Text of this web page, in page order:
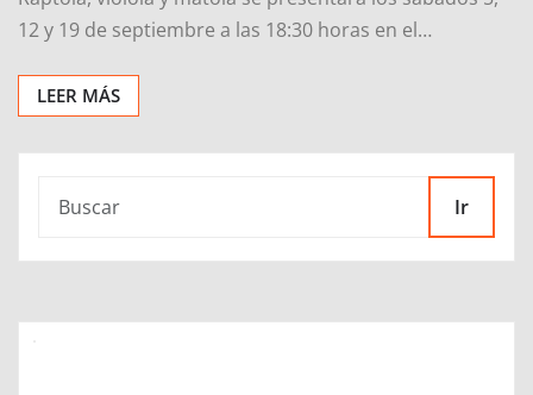
12 y 19 de septiembre a las 18:30 horas en el…
LEER MÁS
Ir